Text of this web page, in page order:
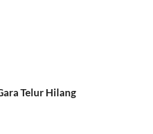
Telur Hilang